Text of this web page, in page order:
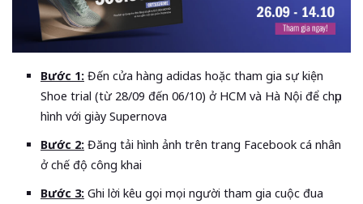
Bước 1: Đến cửa hàng adidas hoặc tham gia sự kiện
Shoe trial (từ 28/09 đến 06/10) ở HCM và Hà Nội để chụp
hình với giày Supernova
Bước 2: Đăng tải hình ảnh trên trang Facebook cá nhân
ở chế độ công khai
Bước 3: Ghi lời kêu gọi mọi người tham gia cuộc đua